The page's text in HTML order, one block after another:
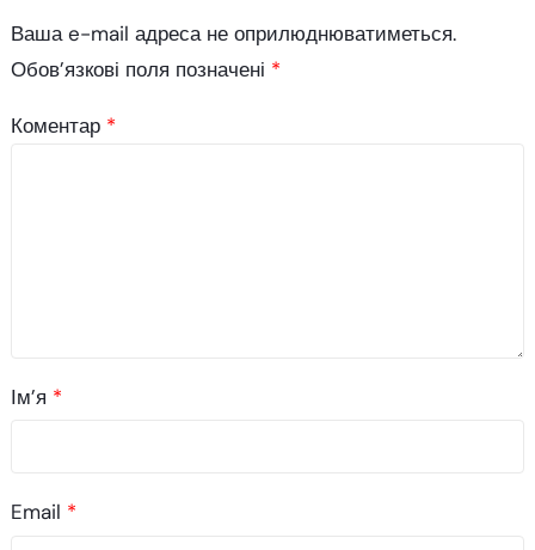
Ваша e-mail адреса не оприлюднюватиметься.
Обов’язкові поля позначені *
Коментар *
Ім’я *
Email *